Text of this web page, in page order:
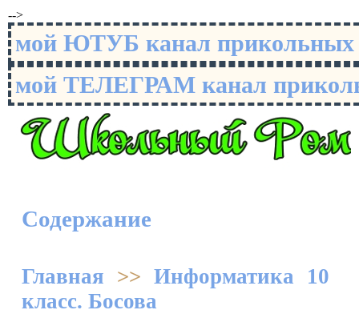
-->
мой ЮТУБ канал
мой ТЕЛЕГРАМ канал
Содержание
Главная >> Информатика 10
класс. Босова